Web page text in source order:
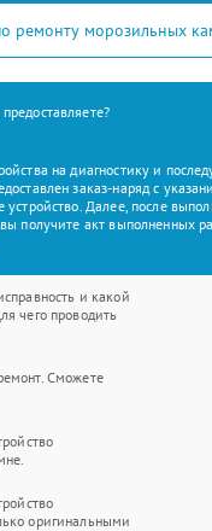
ремонту морозильных
на диагностику и
заказ-наряд с
устройство. Далее, после
получите акт выполненных
и какой
чего проводить
Сможете
оригинальными